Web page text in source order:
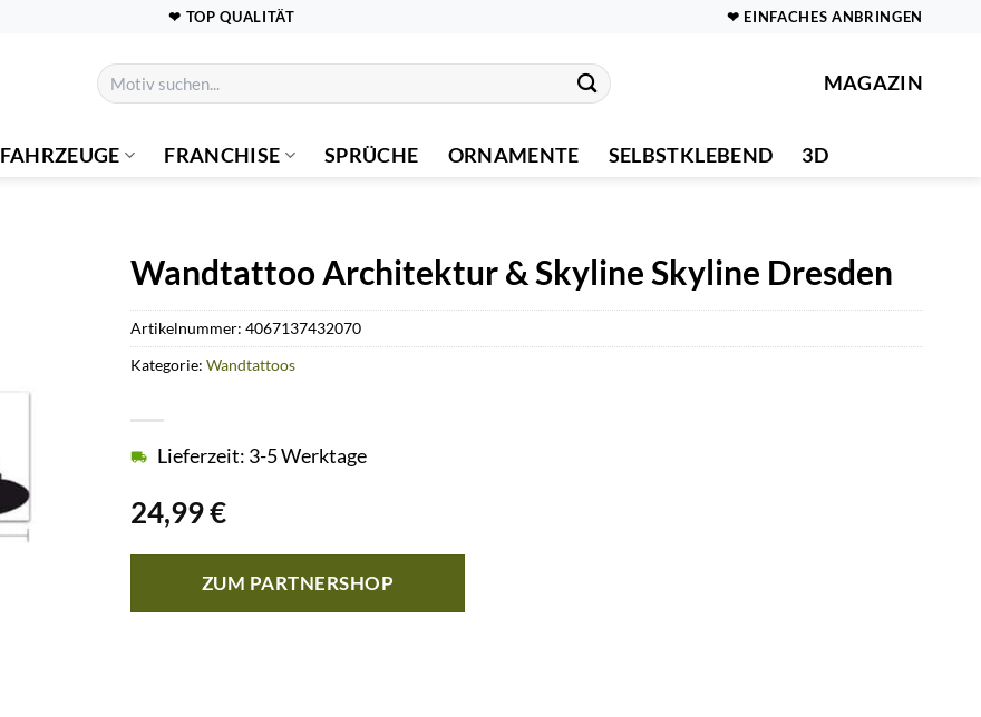
❤ TOP QUALITÄT ❤ EINFACHES ANBRINGEN
Suchen
nach:
MAGAZIN
FAHRZEUGE FRANCHISE SPRÜCHE ORNAMENTE SELBSTKLEBEND 3D
Wandtattoo Architektur & Skyline Skyline Dresden
24,99€
Lieferzeit: 3-5 Werktage
ZUM PARTNERSHOP
Artikelnummer:4067137432070
Kategorie:Wandtattoos